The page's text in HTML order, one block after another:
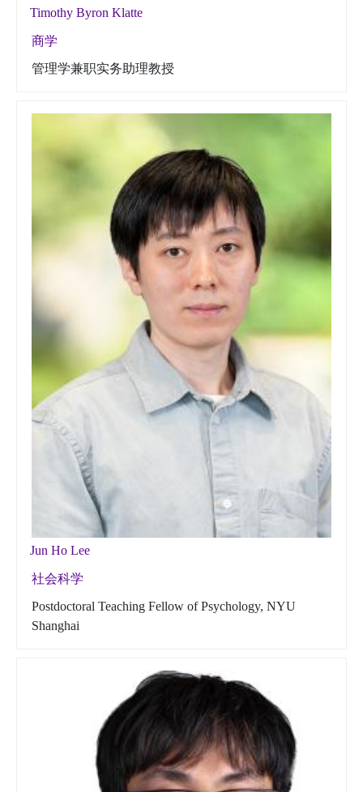
Timothy Byron Klatte
商学
管理学兼职实务助理教授
Jun Ho Lee
社会科学
Postdoctoral Teaching Fellow of Psychology, NYU
Shanghai